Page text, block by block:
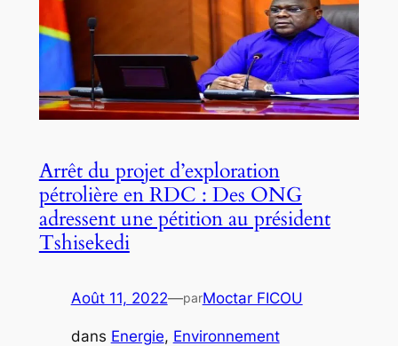
Arrêt du projet d’exploration
pétrolière en RDC : Des ONG
adressent une pétition au président
Tshisekedi
Août 11, 2022—parMoctar FICOU
dans Energie, Environnement